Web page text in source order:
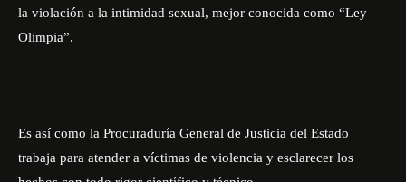
la violación a la intimidad sexual, mejor conocida como “Ley
Olimpia”.
Es así como la Procuraduría General de Justicia del Estado
trabaja para atender a víctimas de violencia y esclarecer los